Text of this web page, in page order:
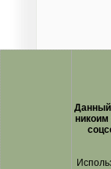
Данный
никоим